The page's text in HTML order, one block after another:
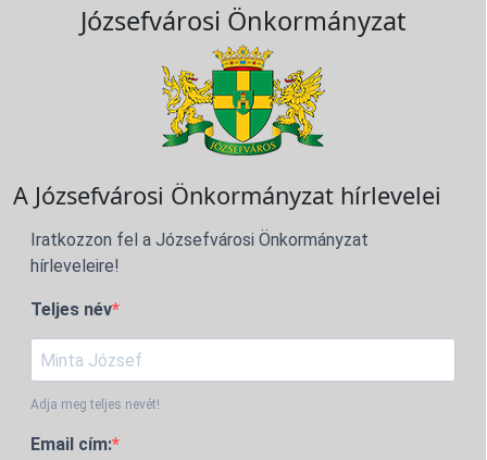
Józsefvárosi Önkormányzat
A Józsefvárosi Önkormányzat hírlevelei
Iratkozzon fel a Józsefvárosi Önkormányzat
hírleveleire!
Teljes név
Adja meg teljes nevét!
Email cím: